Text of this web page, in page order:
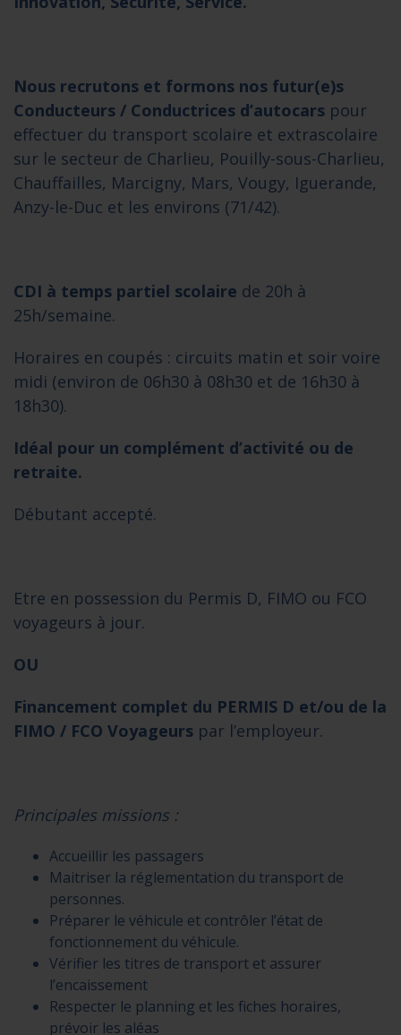
Nous recrutons et formons nos futur(e)s
Conducteurs / Conductrices d’autocars pour
effectuer du transport scolaire et extrascolaire
sur le secteur de Charlieu, Pouilly-sous-Charlieu,
Chauffailles, Marcigny, Mars, Vougy, Iguerande,
Anzy-le-Duc et les environs (71/42).
CDI à temps partiel scolaire de 20h à
25h/semaine.
Horaires en coupés : circuits matin et soir voire
midi (environ de 06h30 à 08h30 et de 16h30 à
18h30).
Idéal pour un complément d’activité ou de
retraite.
Débutant accepté.
Etre en possession du Permis D, FIMO ou FCO
voyageurs à jour.
OU
Financement complet du PERMIS D et/ou de la
FIMO / FCO Voyageurs par l’employeur.
Principales missions :
Accueillir les passagers
Maitriser la réglementation du transport de
personnes.
Préparer le véhicule et contrôler l’état de
fonctionnement du véhicule.
Vérifier les titres de transport et assurer
l’encaissement
Respecter le planning et les fiches horaires,
prévoir les aléas